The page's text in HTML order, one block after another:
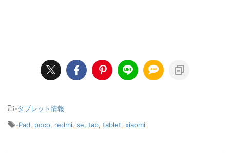
-タブレット情報
-Pad poco redmi se tab tablet xiaomi